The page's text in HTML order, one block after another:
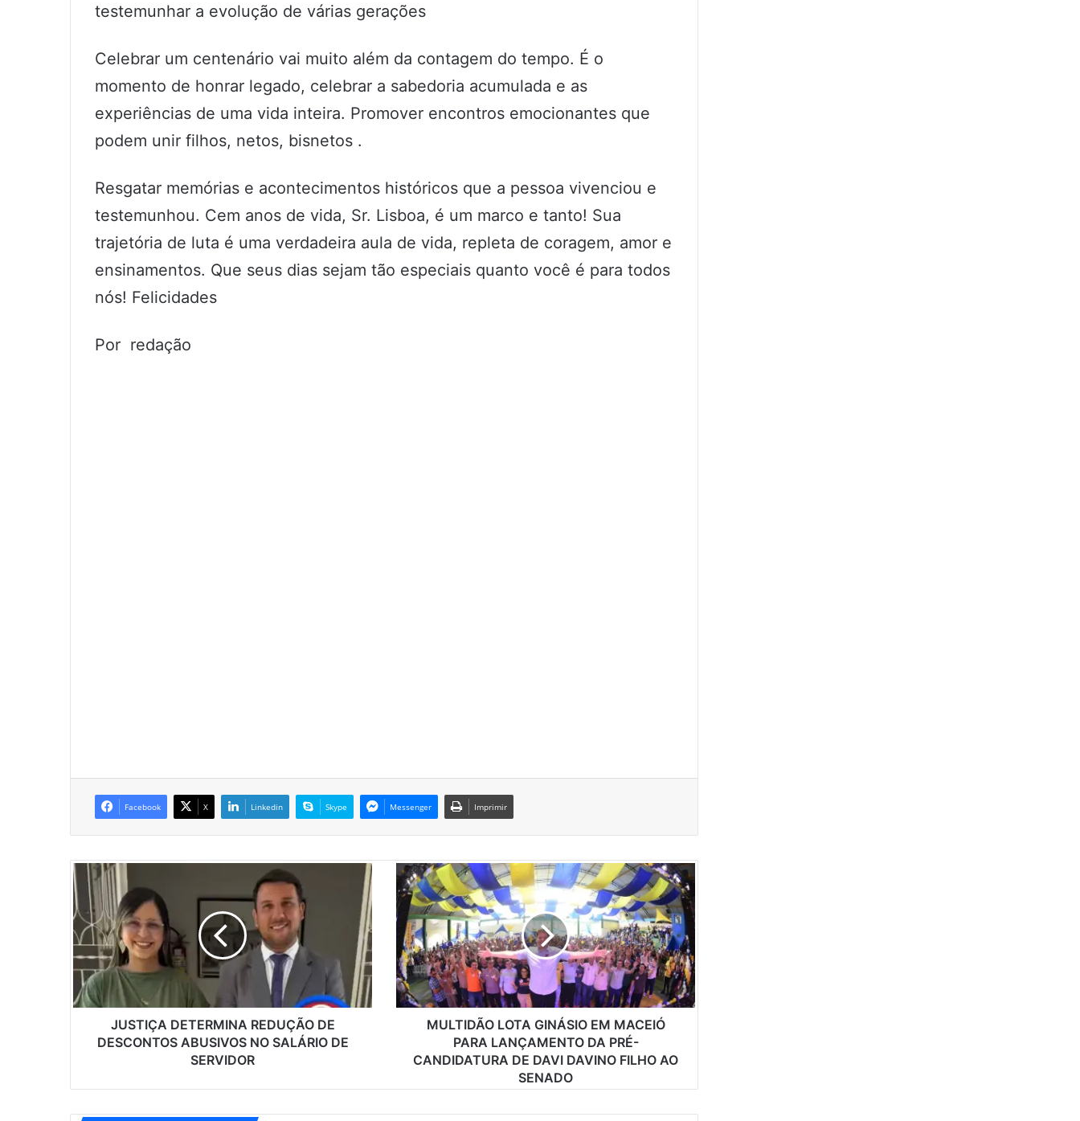
testemunhar a evolução de várias gerações
Celebrar um centenário vai muito além da contagem do tempo. É o
momento de honrar legado, celebrar a sabedoria acumulada e as
experiências de uma vida inteira. Promover encontros emocionantes que
podem unir filhos, netos, bisnetos .
Resgatar memórias e acontecimentos históricos que a pessoa vivenciou e
testemunhou. Cem anos de vida, Sr. Lisboa, é um marco e tanto! Sua
trajetória de luta é uma verdadeira aula de vida, repleta de coragem, amor e
ensinamentos. Que seus dias sejam tão especiais quanto você é para todos
nós! Felicidades
Por redação
Facebook X Linkedin Skype Messenger Imprimir
J
U
S
T
Ç
A
D
E
I
JUSTIÇA DETERMINA REDUÇÃO DE
DESCONTOS ABUSIVOS NO SALÁRIO DE
SERVIDOR
M
U
L
T
D
Ã
O
L
I
MULTIDÃO LOTA GINÁSIO EM MACEIÓ
PARA LANÇAMENTO DA PRÉ-
CANDIDATURA DE DAVI DAVINO FILHO AO
SENADO